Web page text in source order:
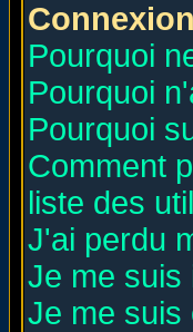
Pourquoi
Pourquoi
Pourquoi
Comment
liste des
J'ai perdu
Je me suis
Je me suis